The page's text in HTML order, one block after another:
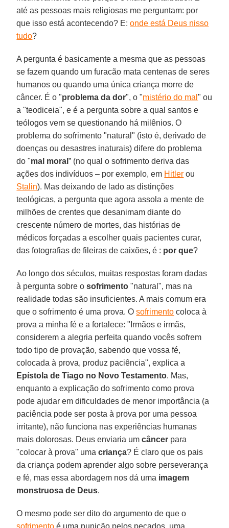
até as pessoas mais religiosas me perguntam: por
que isso está acontecendo? E:onde está Deus nisso
tudo?
A pergunta é basicamente a mesma que as pessoas
se fazem quando um furacão mata centenas de seres
humanos ou quando uma única criança morre de
câncer. É o "problema da dor", o "mistério do mal" ou
a "teodiceia", e é a pergunta sobre a qual santos e
teólogos vem se questionando há milênios. O
problema do sofrimento "natural" (isto é, derivado de
doenças ou desastres inaturais) difere do problema
do "mal moral” (no qual o sofrimento deriva das
ações dos indivíduos – por exemplo, em Hitler ou
Stalin). Mas deixando de lado as distinções
teológicas, a pergunta que agora assola a mente de
milhões de crentes que desanimam diante do
crescente número de mortes, das histórias de
médicos forçadas a escolher quais pacientes curar,
das fotografias de fileiras de caixões, é : por que?
Ao longo dos séculos, muitas respostas foram dadas
à pergunta sobre osofrimento "natural", mas na
realidade todas são insuficientes. A mais comum era
que o sofrimento é uma prova. Osofrimento coloca à
prova a minha fé e a fortalece: "Irmãos e irmãs,
considerem a alegria perfeita quando vocês sofrem
todo tipo de provação, sabendo que vossa fé,
colocada à prova, produz paciência", explica a
Epístola de Tiago no Novo Testamento. Mas,
enquanto a explicação do sofrimento como prova
pode ajudar em dificuldades de menor importância (a
paciência pode ser posta à prova por uma pessoa
irritante), não funciona nas experiências humanas
mais dolorosas. Deus enviaria umcâncer para
"colocar à prova" umacriança? É claro que os pais
da criança podem aprender algo sobre perseverança
e fé, mas essa abordagem nos dá uma imagem
monstruosa de Deus.
O mesmo pode ser dito do argumento de que o
sofrimento é uma punição pelos pecados, uma